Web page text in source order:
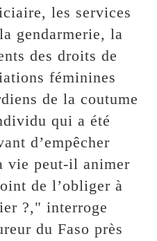
les services
gendarmerie, la
des droits de
féminines
de la coutume
qui a été
d’empêcher
vie peut-il animer
de l’obliger à
?," interroge
du Faso près